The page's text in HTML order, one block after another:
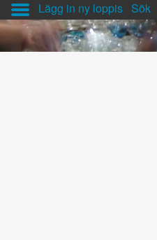
Lägg in ny loppis Sök